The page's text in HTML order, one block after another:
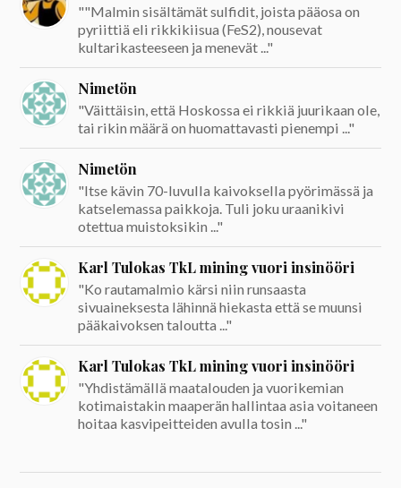
""Malmin sisältämät sulfidit, joista pääosa on
pyriittiä eli rikkikiisua (FeS2), nousevat
kultarikasteeseen ja menevät ..."
Nimetön
"Väittäisin, että Hoskossa ei rikkiä juurikaan ole,
tai rikin määrä on huomattavasti pienempi ..."
Nimetön
"Itse kävin 70-luvulla kaivoksella pyörimässä ja
katselemassa paikkoja. Tuli joku uraanikivi
otettua muistoksikin ..."
Karl Tulokas TkL mining vuori insinööri
"Ko rautamalmio kärsi niin runsaasta
sivuaineksesta lähinnä hiekasta että se muunsi
pääkaivoksen taloutta ..."
Karl Tulokas TkL mining vuori insinööri
"Yhdistämällä maatalouden ja vuorikemian
kotimaistakin maaperän hallintaa asia voitaneen
hoitaa kasvipeitteiden avulla tosin ..."